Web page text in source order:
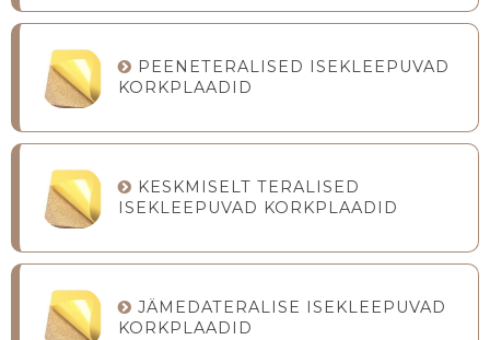
PEENETERALISED ISEKLEEPUVAD
KORKPLAADID
KESKMISELT TERALISED
ISEKLEEPUVAD KORKPLAADID
JÄMEDATERALISE ISEKLEEPUVAD
KORKPLAADID